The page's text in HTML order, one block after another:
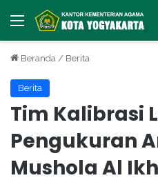
Menu
Beranda / Berita
Berita
Tim Kalibrasi
Pengukuran
Mushola Al